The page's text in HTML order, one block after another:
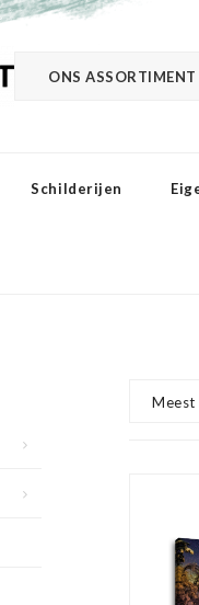
ONS ASSORTIMENT
Schilderijen
Meest